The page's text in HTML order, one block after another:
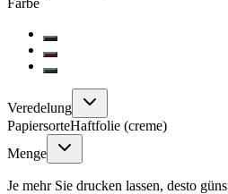
Veredelung
PapiersorteHaftfolie (creme)
Menge
Je mehr Sie drucken lassen, desto